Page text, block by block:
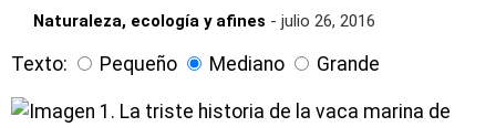
Naturaleza, ecología y afines - julio 26, 2016
Texto: Pequeño Mediano Grande